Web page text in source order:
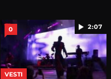
2:07
0
VESTI